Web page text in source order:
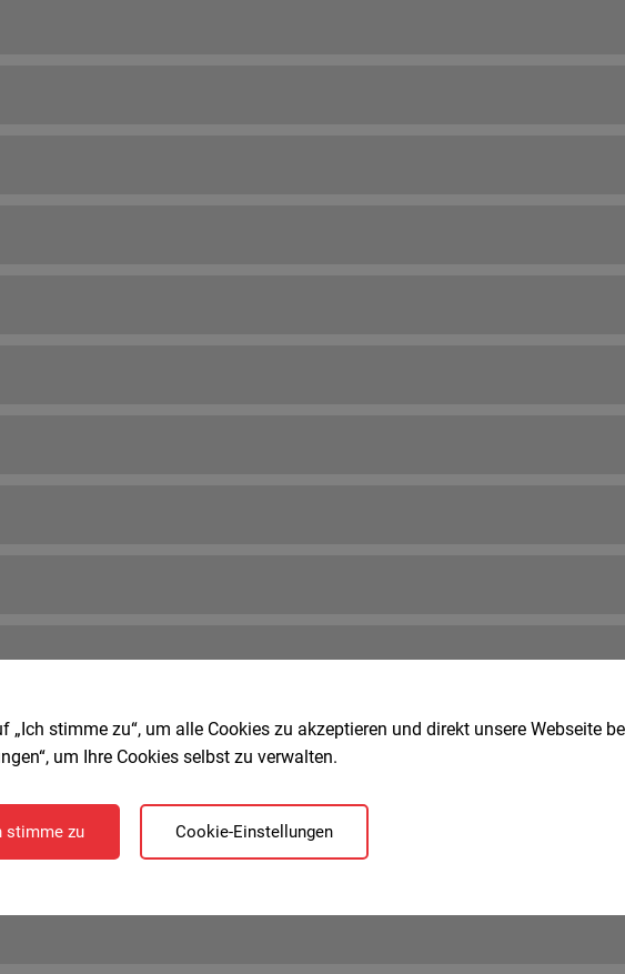
„Ich stimme zu“, um alle Cookies zu akzeptieren und direkt unsere Webseite
um Ihre Cookies selbst zu verwalten.
stimme zu Cookie-Einstellungen